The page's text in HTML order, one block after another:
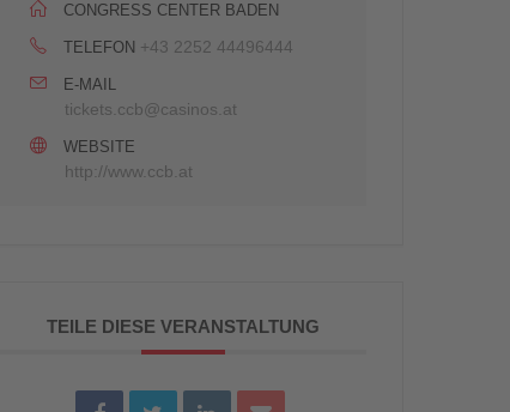
CONGRESS CENTER BADEN
TELEFON +43 2252 44496444
E-MAIL
tickets.ccb@casinos.at
WEBSITE
http://www.ccb.at
TEILE DIESE VERANSTALTUNG